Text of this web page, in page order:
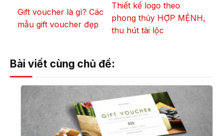
Gift voucher là gì? Các
mẫu gift voucher đẹp
Thiết kế logo theo
phong thủy HỢP MỆNH,
thu hút tài lộc
Bài viết cùng chủ đề: